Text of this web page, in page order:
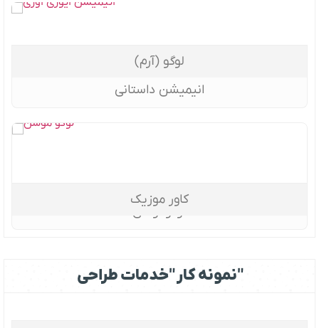
انیمیشن داستانی
لوگوموشن
نمونه کار "خدمات طراحی"
لوگو (آرم)
کاور موزیک